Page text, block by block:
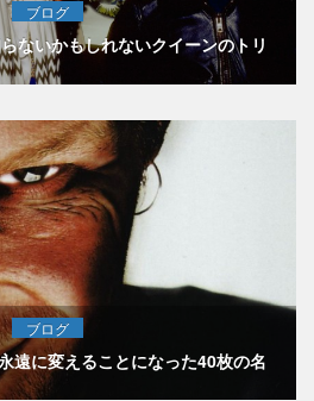
ブログ
ないかもしれないクイーンのトリ
ブログ
遠に変えることになった40枚の名